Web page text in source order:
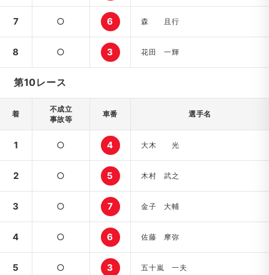
7 ○ 6 森 且行
8 ○ 3 花田 一輝
第10レース
着
不成立
事故等
車番 選手名
1 ○ 4 大木 光
2 ○ 5 木村 武之
3 ○ 7 金子 大輔
4 ○ 6 佐藤 摩弥
5 ○ 3 五十嵐 一夫